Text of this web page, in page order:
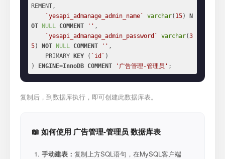
REMENT,
`yesapi_admanage_admin_name`
varchar( 15)
N
OT
NULL COMMENT '' ,
`yesapi_admanage_admin_password`
varchar(3
5) NOT NULL COMMENT '' ,
    PRIMARY
KEY ( `id` )
)
ENGINE=InnoDB COMMENT '广告管理-管理员' ;
复制后，到数据库执行，即可创建此数据库表。
📖 如何使用 广告管理-管理员 数据库表
手动建表： 复制上方SQL语句，在MySQL客户端